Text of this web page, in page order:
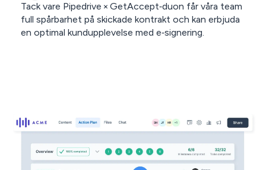
Tack vare Pipedrive × GetAccept‑duon får våra team
full spårbarhet på skickade kontrakt och kan erbjuda
en optimal kundupplevelse med e‑signering.